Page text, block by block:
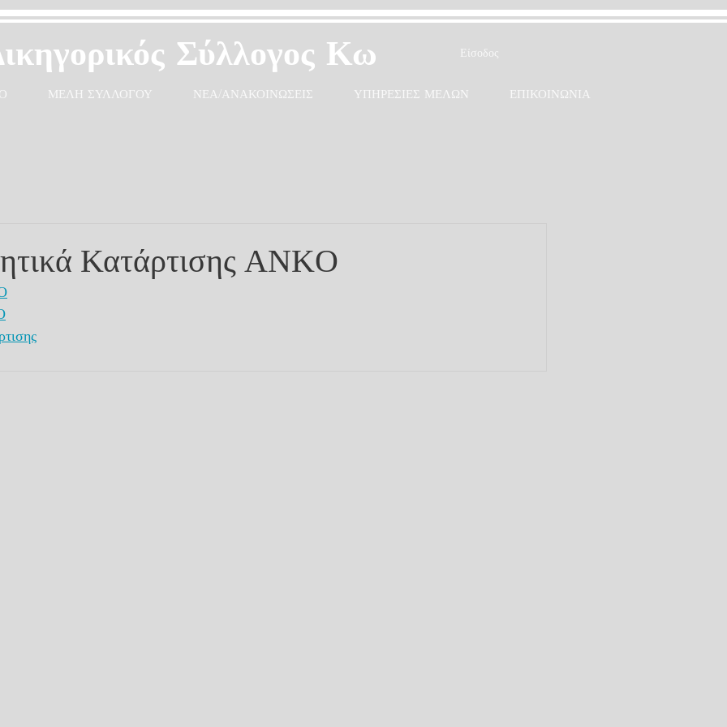
Σύλλογος Κω Είσοδος
ΜΕΛΗ ΣΥΛΛΟΓΟΥ ΝΕΑ/ΑΝΑΚΟΙΝΩΣΕΙΣ ΥΠΗΡΕΣΙΕΣ ΜΕΛΩΝ ΕΠΙΚΟΙΝΩΝΙΑ
Κατάρτισης ANKO